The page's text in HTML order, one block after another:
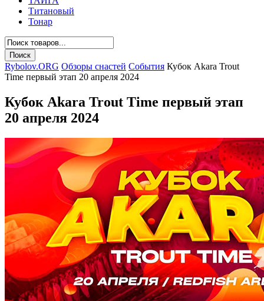
Титановый
Тонар
Rybolov.ORG Обзоры снастей События Кубок Akara Trout
Time первый этап 20 апреля 2024
Кубок Akara Trout Time первый этап
20 апреля 2024